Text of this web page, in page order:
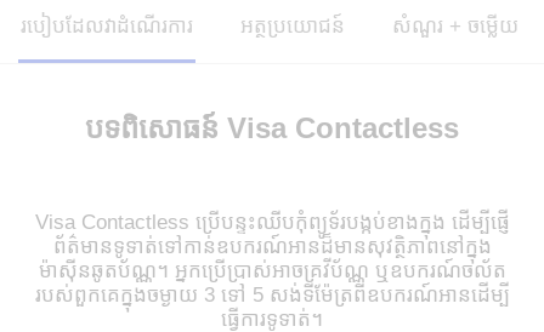
របៀបដែលវាដំណើរការ អត្ថប្រយោជន៍ សំណួរ + ចម្លើយ
បទពិសោធន៍ Visa Contactless
Visa Contactless ប្រើបន្ទះឈីបកុំព្យូទ័របង្កប់ខាងក្នុង ដើម្បីផ្ញើ
ព័ត៌មានទូទាត់ទៅកាន់ឧបករណ៍អានដ៏មានសុវត្ថិភាពនៅក្នុង
ម៉ាស៊ីនឆូតប័ណ្ណ។ អ្នកប្រើប្រាស់អាចគ្រវីប័ណ្ណ ឬឧបករណ៍ចល័ត
របស់ពួកគេក្នុងចម្ងាយ 3​ ទៅ 5 សង់ទីម៉ែត្រពីឧបករណ៍អានដើម្បី
ធ្វើការទូទាត់។